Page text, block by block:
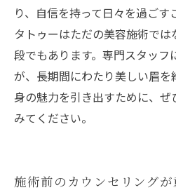
り、自信を持って日々を過ご
タトゥーはただの美容施術で
段でもあります。専門スタッフ
が、長期間にわたり美しい眉を
身の魅力を引き出すために、
みてください。
施術前のカウンセリング